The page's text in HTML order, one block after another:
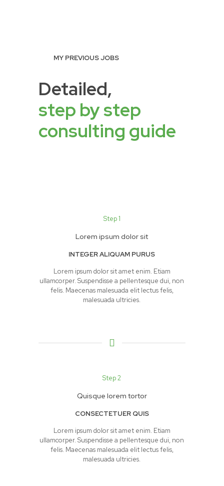
MY PREVIOUS JOBS
Detailed,
step by step
consulting guide
Step 1
Lorem ipsum dolor sit
INTEGER ALIQUAM PURUS
Lorem ipsum dolor sit amet enim. Etiam
ullamcorper. Suspendisse a pellentesque dui, non
felis. Maecenas malesuada elit lectus felis,
malesuada ultricies.
Step 2
Quisque lorem tortor
CONSECTETUER QUIS
Lorem ipsum dolor sit amet enim. Etiam
ullamcorper. Suspendisse a pellentesque dui, non
felis. Maecenas malesuada elit lectus felis,
malesuada ultricies.